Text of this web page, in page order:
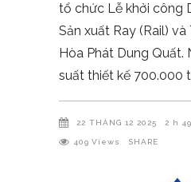
tổ chức Lễ khởi công
Sản xuất Ray (Rail)
Hòa Phát Dung Quất.
suất thiết kế 700.000
22 THÁNG 12 2025 2 h
409 Views SHARE